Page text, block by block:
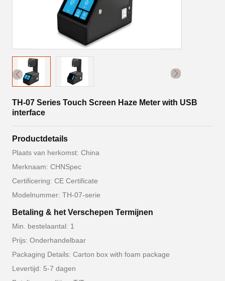
TH-07 Series Touch Screen Haze Meter with USB
interface
Productdetails
Plaats van herkomst: China
Merknaam: CHNSpec
Certificering: CE Certificate
Modelnummer: TH-07-serie
Betaling & het Verschepen Termijnen
Min. bestelaantal: 1
Prijs: Onderhandelbaar
Packaging Details: Carton box with foam package
Levertijd: 5-7 dagen